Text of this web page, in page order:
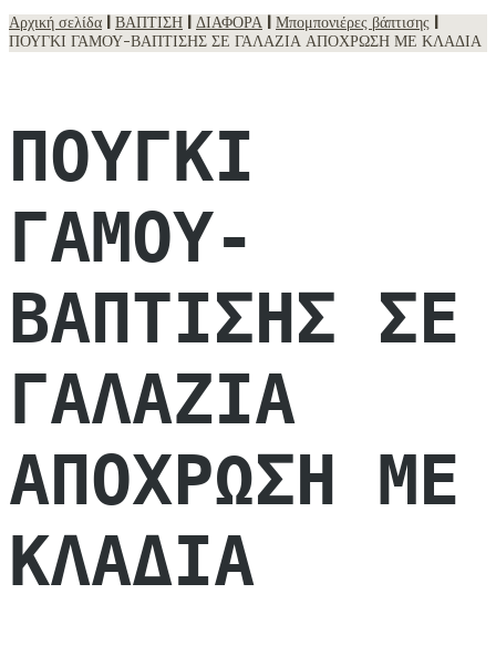
Αρχική σελίδα ΒΑΠΤΙΣΗ ΔΙΑΦΟΡΑ Μπομπονιέρες βάπτισης
ΠΟΥΓΚΙ ΓΑΜΟΥ-ΒΑΠΤΙΣΗΣ ΣΕ ΓΑΛΑΖΙΑ ΑΠΟΧΡΩΣΗ ΜΕ ΚΛΑΔΙΑ
ΠΟΥΓΚΙ
ΓΑΜΟΥ-
ΒΑΠΤΙΣΗΣ ΣΕ
ΓΑΛΑΖΙΑ
ΑΠΟΧΡΩΣΗ ΜΕ
ΚΛΑΔΙΑ